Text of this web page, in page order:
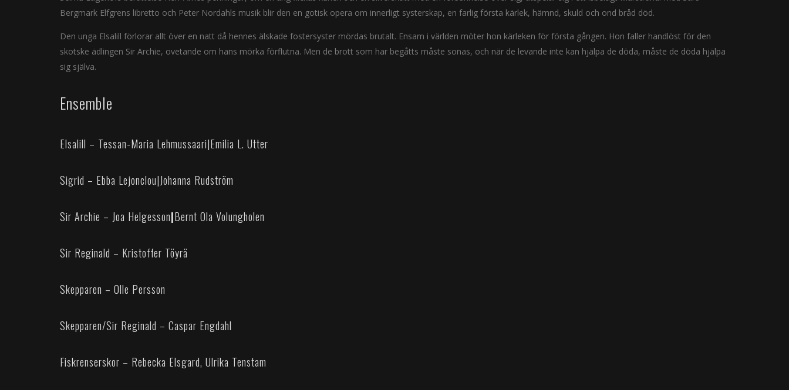
Bergmark Elfgrens libretto och Peter Nordahls musik blir den en gotisk opera om innerligt systerskap, en farlig första kärlek, hämnd, skuld och ond bråd död.
Den unga Elsalill förlorar allt över en natt då hennes älskade fostersyster mördas brutalt. Ensam i världen möter hon kärleken för första gången. Hon faller handlöst för den
skotske ädlingen Sir Archie, ovetande om hans mörka förflutna. Men de brott som har begåtts måste sonas, och när de levande inte kan hjälpa de döda, måste de döda hjälpa
sig själva.
Ensemble
Elsalill – Tessan-Maria Lehmussaari|Emilia L. Utter
Sigrid – Ebba Lejonclou|Johanna Rudström
Sir Archie – Joa Helgesson|Bernt Ola Volungholen
Sir Reginald – Kristoffer Töyrä
Skepparen – Olle Persson
Skepparen/Sir Reginald – Caspar Engdahl
Fiskrenserskor – Rebecka Elsgard, Ulrika Tenstam